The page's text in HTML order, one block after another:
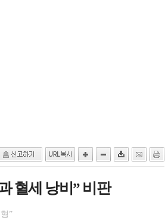
혈세 낭비” 비판
”